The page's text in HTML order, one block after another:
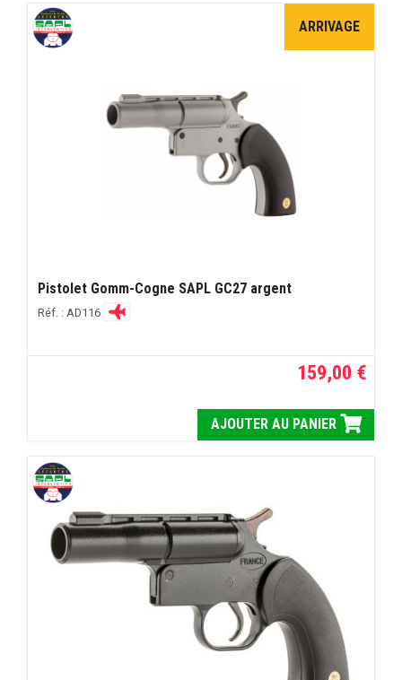
ARRIVAGE
Pistolet Gomm-Cogne SAPL GC27 argent
Réf. : AD116
159,00 €
AJOUTER AU PANIER